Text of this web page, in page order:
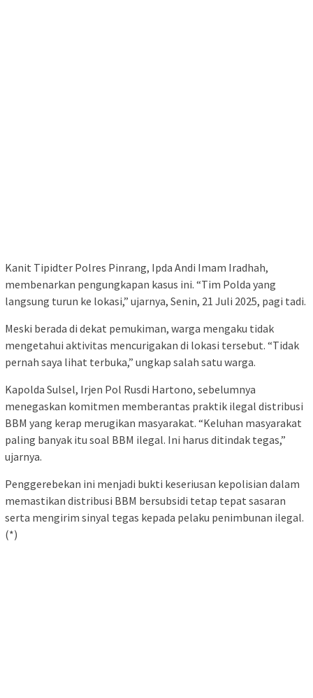
Kanit Tipidter Polres Pinrang, Ipda Andi Imam Iradhah,
membenarkan pengungkapan kasus ini. “Tim Polda yang
langsung turun ke lokasi,” ujarnya, Senin, 21 Juli 2025, pagi tadi.
Meski berada di dekat pemukiman, warga mengaku tidak
mengetahui aktivitas mencurigakan di lokasi tersebut. “Tidak
pernah saya lihat terbuka,” ungkap salah satu warga.
Kapolda Sulsel, Irjen Pol Rusdi Hartono, sebelumnya
menegaskan komitmen memberantas praktik ilegal distribusi
BBM yang kerap merugikan masyarakat. “Keluhan masyarakat
paling banyak itu soal BBM ilegal. Ini harus ditindak tegas,”
ujarnya.
Penggerebekan ini menjadi bukti keseriusan kepolisian dalam
memastikan distribusi BBM bersubsidi tetap tepat sasaran
serta mengirim sinyal tegas kepada pelaku penimbunan ilegal.
(*)